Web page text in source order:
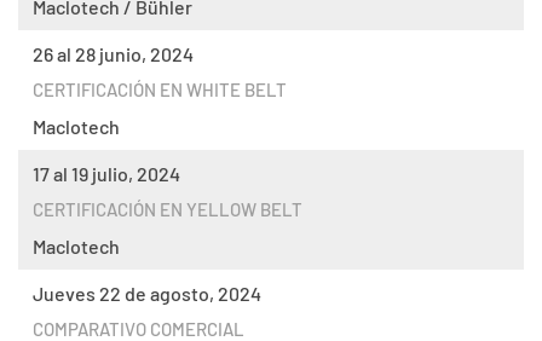
Maclotech / Bühler
26 al 28 junio, 2024
CERTIFICACIÓN EN WHITE BELT
Maclotech
17 al 19 julio, 2024
CERTIFICACIÓN EN YELLOW BELT
Maclotech
Jueves 22 de agosto, 2024
COMPARATIVO COMERCIAL